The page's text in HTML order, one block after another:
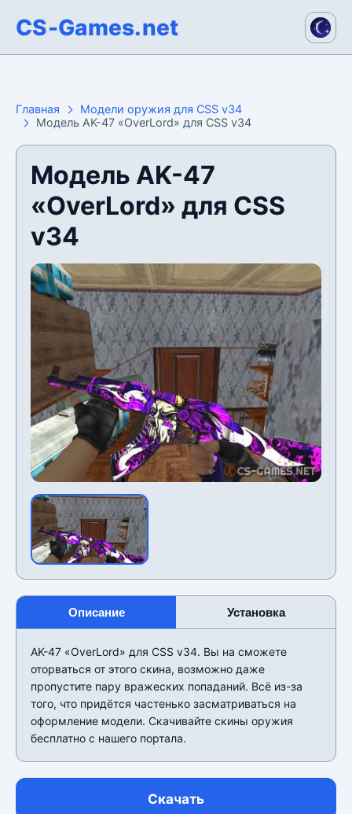
CS-Games.net
Главная
Модели оружия для CSS v34
Модель AK-47 «OverLord» для CSS v34
Модель AK-47
«OverLord» для CSS
v34
Описание Установка
AK-47 «OverLord» для CSS v34. Вы на сможете
оторваться от этого скина, возможно даже
пропустите пару вражеских попаданий. Всë из-за
того, что придëтся частенько засматриваться на
оформление модели. Скачивайте скины оружия
бесплатно с нашего портала.
Скачать